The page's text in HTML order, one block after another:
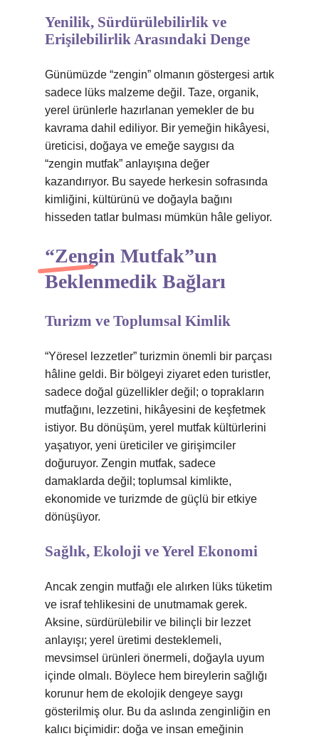
Yenilik, Sürdürülebilirlik ve
Erişilebilirlik Arasındaki Denge
Günümüzde “zengin” olmanın göstergesi artık
sadece lüks malzeme değil. Taze, organik,
yerel ürünlerle hazırlanan yemekler de bu
kavrama dahil ediliyor. Bir yemeğin hikâyesi,
üreticisi, doğaya ve emeğe saygısı da
“zengin mutfak” anlayışına değer
kazandırıyor. Bu sayede herkesin sofrasında
kimliğini, kültürünü ve doğayla bağını
hisseden tatlar bulması mümkün hâle geliyor.
“Zengin Mutfak”un
Beklenmedik Bağları
Turizm ve Toplumsal Kimlik
“Yöresel lezzetler” turizmin önemli bir parçası
hâline geldi. Bir bölgeyi ziyaret eden turistler,
sadece doğal güzellikler değil; o toprakların
mutfağını, lezzetini, hikâyesini de keşfetmek
istiyor. Bu dönüşüm, yerel mutfak kültürlerini
yaşatıyor, yeni üreticiler ve girişimciler
doğuruyor. Zengin mutfak, sadece
damaklarda değil; toplumsal kimlikte,
ekonomide ve turizmde de güçlü bir etkiye
dönüşüyor.
Sağlık, Ekoloji ve Yerel Ekonomi
Ancak zengin mutfağı ele alırken lüks tüketim
ve israf tehlikesini de unutmamak gerek.
Aksine, sürdürülebilir ve bilinçli bir lezzet
anlayışı; yerel üretimi desteklemeli,
mevsimsel ürünleri önermeli, doğayla uyum
içinde olmalı. Böylece hem bireylerin sağlığı
korunur hem de ekolojik dengeye saygı
gösterilmiş olur. Bu da aslında zenginliğin en
kalıcı biçimidir: doğa ve insan emeğinin